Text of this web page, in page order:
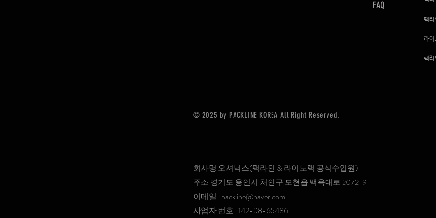
FAQ
팩라
라이
팩라
© 2025 by PACKLINE KOREA All Right Reserved.
회사명 오셔닉스(팩라인 & 라이노랙 공식수입원)
​주소 경기도 용인시 처인구 모현읍 백옥대로 2072-9
이메일 : packline@naver.com
사업자 번호 : 142-08-65486